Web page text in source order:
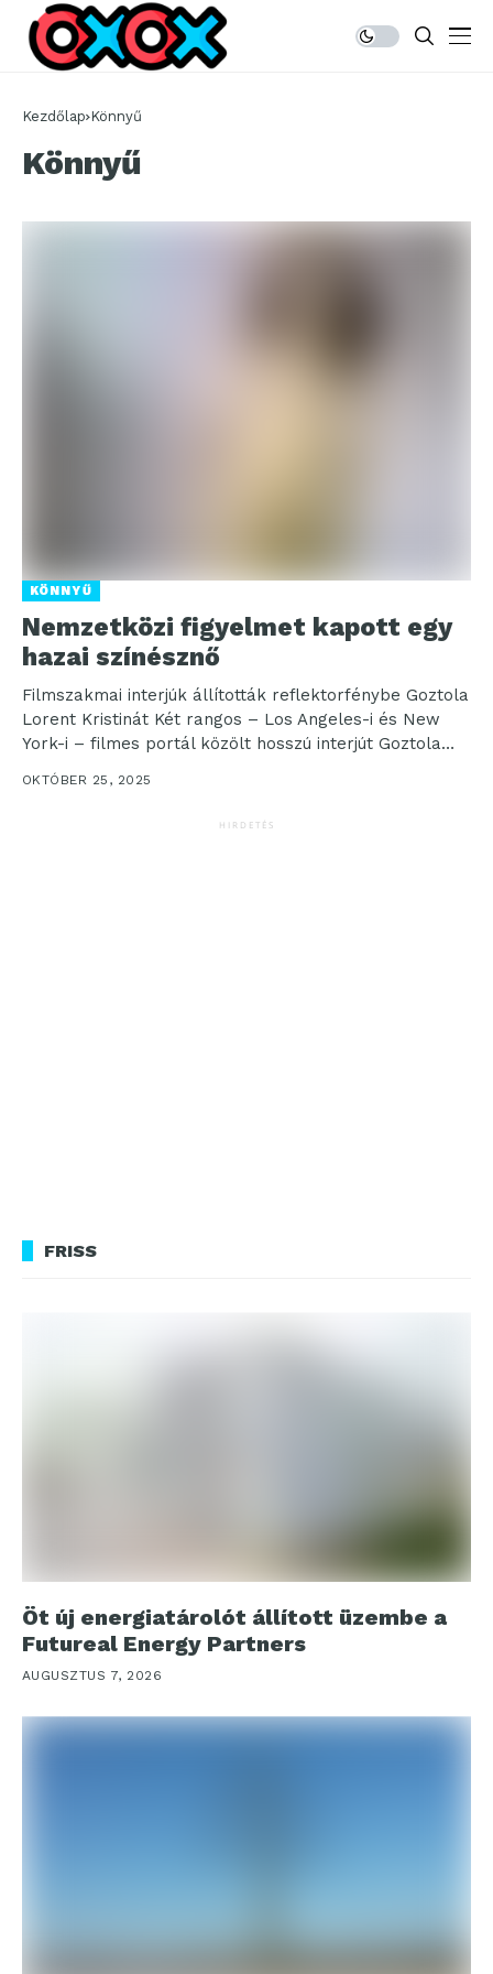
Kezdőlap Könnyű
Könnyű
KÖNNYŰ
Nemzetközi figyelmet kapott egy
hazai színésznő
Filmszakmai interjúk állították reflektorfénybe Goztola
Lorent Kristinát Két rangos – Los Angeles-i és New
York-i – filmes portál közölt hosszú interjút Goztola
Lorent...
OKTÓBER 25, 2025
HIRDETÉS
FRISS
Öt új energiatárolót állított üzembe a
Futureal Energy Partners
AUGUSZTUS 7, 2026